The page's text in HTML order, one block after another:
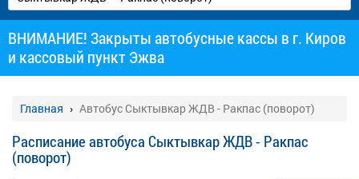
ВНИМАНИЕ! Закрыты автобусные кассы в г. Киров
и кассовый пункт Эжва
Главная Автобус Сыктывкар ЖДВ - Ракпас (поворот)
Расписание автобуса Сыктывкар ЖДВ - Ракпас
(поворот)